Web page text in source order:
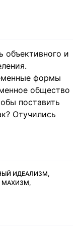
объективного и
формы
общество
поставить
Отучились
ИДЕАЛИЗМ,
МАХИЗМ,